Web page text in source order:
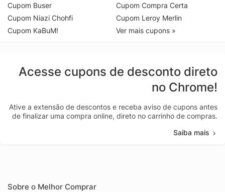
Cupom Buser
Cupom Niazi Chohfi
Cupom KaBuM!
Cupom Compra Certa
Cupom Leroy Merlin
Ver mais cupons »
Acesse cupons de desconto direto
no Chrome!
Ative a extensão de descontos e receba aviso de cupons antes
de finalizar uma compra online, direto no carrinho de compras.
Saiba mais
Sobre o Melhor Comprar